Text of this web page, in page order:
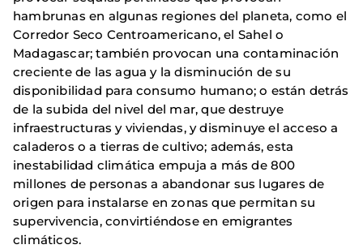
hambrunas en algunas regiones del planeta, como el
Corredor Seco Centroamericano, el Sahel o
Madagascar; también provocan una contaminación
creciente de las agua y la disminución de su
disponibilidad para consumo humano; o están detrás
de la subida del nivel del mar, que destruye
infraestructuras y viviendas, y disminuye el acceso a
caladeros o a tierras de cultivo; además, esta
inestabilidad climática empuja a más de 800
millones de personas a abandonar sus lugares de
origen para instalarse en zonas que permitan su
supervivencia, convirtiéndose en emigrantes
climáticos.